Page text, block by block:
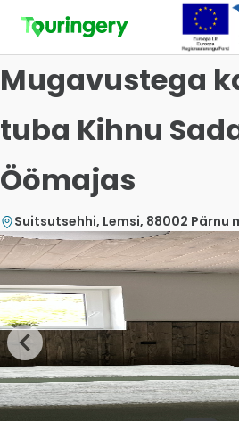
Mugavustega
tuba Kihnu
Öömajas
Suitsutsehhi, Lemsi, 88002 Pärnu